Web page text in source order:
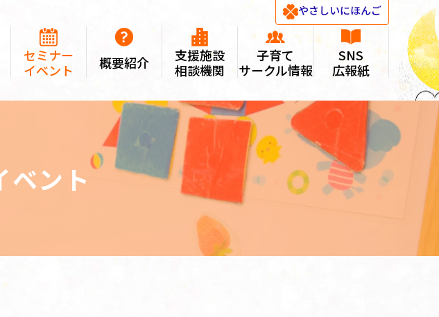
やさしいにほんご
セミナー
イベント
概要紹介
支援施設
相談機関
子育て
サークル情報
SNS
広報紙
ベント